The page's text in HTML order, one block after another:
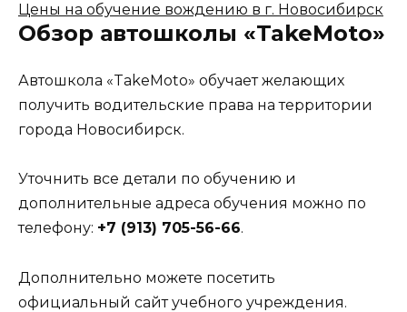
Цены на обучение вождению в г. Новосибирск
Обзор автошколы «TakeMoto»
Автошкола «TakeMoto» обучает желающих
получить водительские права на территории
города Новосибирск.
Уточнить все детали по обучению и
дополнительные адреса обучения можно по
телефону: +7 (913) 705-56-66.
Дополнительно можете посетить
официальный сайт учебного учреждения.